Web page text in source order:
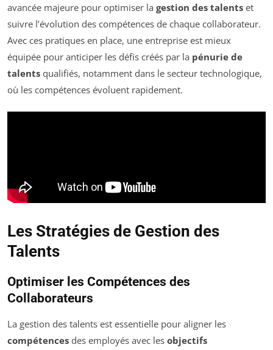
avancée majeure pour optimiser la gestion des talents et
suivre l’évolution des compétences de chaque collaborateur.
Avec ces pratiques en place, une entreprise est mieux
équipée pour anticiper les défis créés par la pénurie de
talents qualifiés, notamment dans le secteur technologique,
où les compétences évoluent rapidement.
Les Stratégies de Gestion des
Talents
Optimiser les Compétences des
Collaborateurs
La gestion des talents est essentielle pour aligner les
compétences des employés avec les objectifs